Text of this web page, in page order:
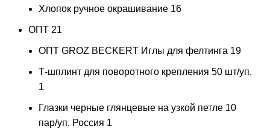
Хлопок ручное окрашивание 16
ОПТ 21
ОПТ GROZ BECKERT Иглы для фелтинга 19
Т-шплинт для поворотного крепления 50 шт/уп.
1
Глазки черные глянцевые на узкой петле 10
пар/уп. Россия 1